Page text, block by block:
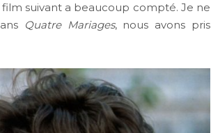
suivant a beaucoup compté. Je ne
Quatre Mariages, nous avons pris